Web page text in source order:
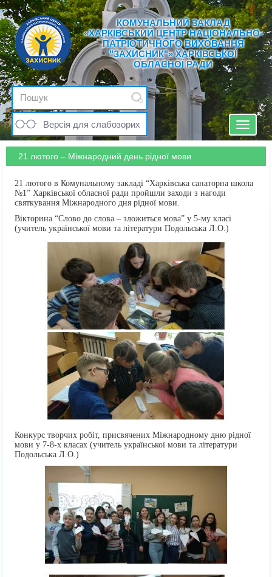
КОМУНАЛЬНИЙ ЗАКЛАД
«ХАРКІВСЬКИЙ ЦЕНТР НАЦІОНАЛЬНО-
ПАТРІОТИЧНОГО ВИХОВАННЯ
"ЗАХИСНИК"» ХАРКІВСЬКОЇ
ОБЛАСНОЇ РАДИ
Версія для слабозорих
Toggle
21 лютого – Міжнародний день рідної мови
21 лютого в Комунальному закладі “Харківська санаторна школа
№1” Харківської обласної ради пройшли заходи з нагоди
святкування Міжнародного дня рідної мови.
Вікторина “Слово до слова – зложиться мова” у 5-му класі
(учитель української мови та літератури Подольська Л.О.)
Конкурс творчих робіт, присвячених Міжнародному дню рідної
мови у 7-8-х класах (учитель української мови та літератури
Подольська Л.О.)